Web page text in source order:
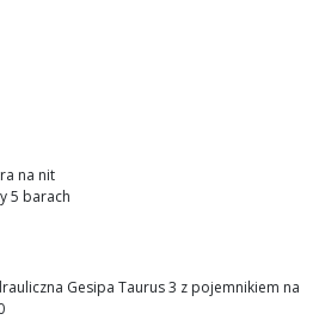
na nit
5 barach
Gesipa Taurus 3 z pojemnikiem na